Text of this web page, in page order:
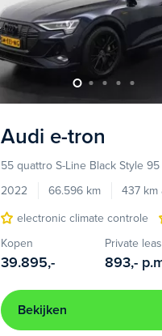
Audi e-tron
55 quattro S-Line Black Style 95
2022
66.596 km 437 km
electronic climate controle
Kopen
39.895,-
Private
893,-
Bekijken